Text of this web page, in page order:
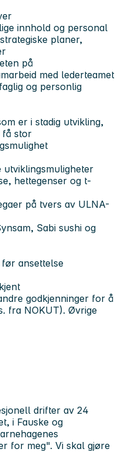
innhold og personal
planer,
på
med lederteamet
og personlig
er i stadig utvikling,
få stor
utviklingsmuligheter
hettegenser og t-
på tvers av ULNA-
Sabi sushi og
ansettelse
godkjenninger for å
fra NOKUT). Øvrige
drifter av 24
i Fauske og
for meg". Vi skal gjøre